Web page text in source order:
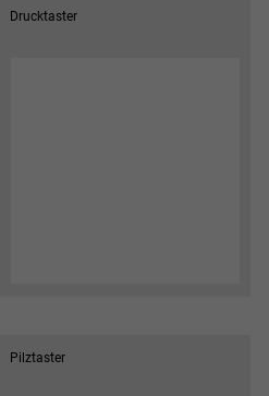
Drucktaster
Pilztaster